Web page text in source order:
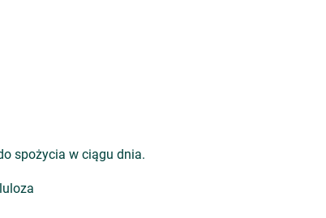
spożycia w ciągu dnia.